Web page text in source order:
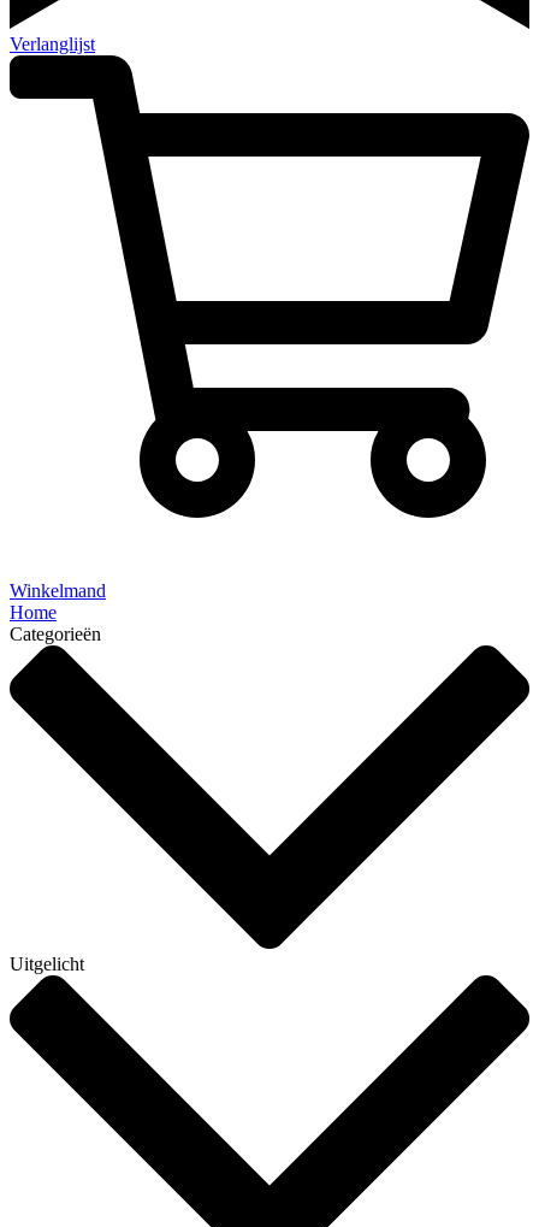
Verlanglijst
Winkelmand
Home
Categorieën
Uitgelicht